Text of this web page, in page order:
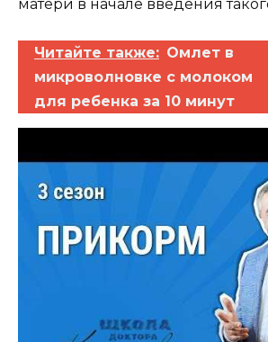
матери в начале введения
Читайте также: Омлет в
микроволновке с молоком
для ребенка за 10 минут